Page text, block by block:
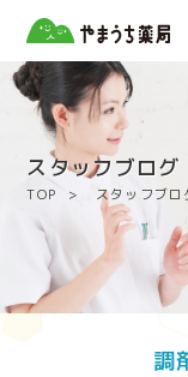
スタッフブログ
TOP スタッフブロ
調